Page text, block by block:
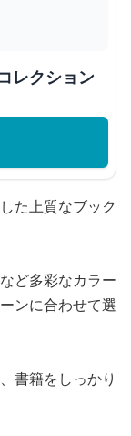
レクション
た上質なブック
ど多彩なカラー
ンに合わせて選
書籍をしっかり